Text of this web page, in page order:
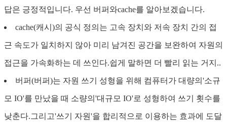
답은 긍정적입니다. 우선 버퍼와cache를 알아보겠습니다.
cache(캐시)의 공식 정의는 고속 장치와 저속 장치 간의 접
근 속도가 일치하지 않아 미리 남겨진 공간을 보완하여 자원의
접근을 가속화하는 데 쓰인다.쉽게 말하면 더 빨리 읽는 거지..
버퍼(버퍼)는 자원 쓰기 성형을 위해 컴퓨터가 대량의'소규
모 IO'를 만났을 때 소량의'대규모 IO'로 성형하여 쓰기 횟수를
낮춘다.그리고'쓰기 자원'을 합리적으로 이용하는 효과에 도달